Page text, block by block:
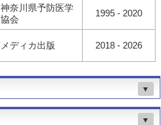
▼
▼
神奈川県予防医学
協会
1995 - 2020
メディカ出版 2018 - 2026